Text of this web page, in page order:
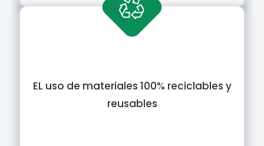
EL uso de materiales 100% reciclables y
reusables